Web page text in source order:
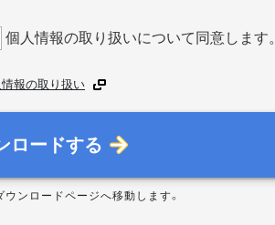
個人情報の取り扱いについて同意します。
報の取り扱い
ロードする
ウンロードページへ移動します。